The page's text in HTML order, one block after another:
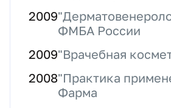
2009
ФМБА России
2009"Врачебная
2008"Практика
Фарма